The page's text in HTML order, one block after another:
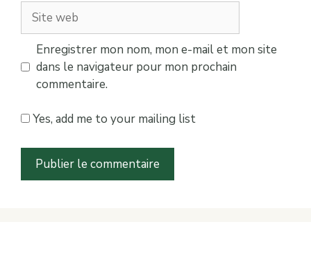
Site
web
Enregistrer mon nom, mon e-mail et mon site
dans le navigateur pour mon prochain
commentaire.
Yes, add me to your mailing list